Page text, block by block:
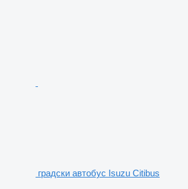
градски автобус Isuzu Citibus